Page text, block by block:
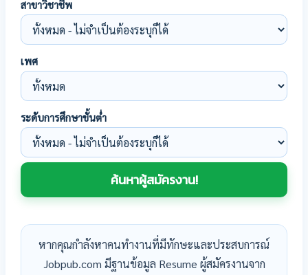
สาขาวิชาชีพ
เพศ
ระดับการศึกษาขั้นต่ำ
หากคุณกำลังหาคนทำงานที่มีทักษะและประสบการณ์
Jobpub.com มีฐานข้อมูล Resume ผู้สมัครงานจาก